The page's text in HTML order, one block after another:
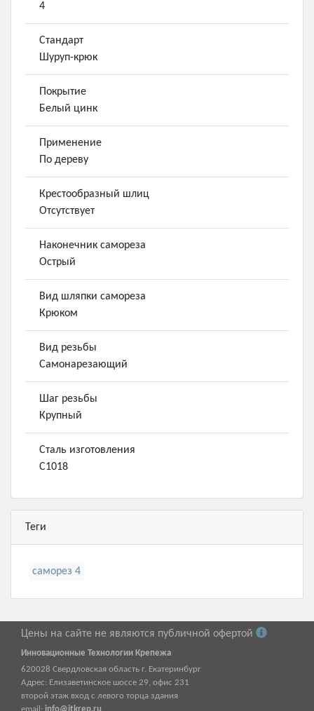
4
Стандарт
Шуруп-крюк
Покрытие
Белый цинк
Применение
По дереву
Крестообразный шлиц
Отсутствует
Наконечник самореза
Острый
Вид шляпки самореза
Крюком
Вид резьбы
Самонарезающий
Шаг резьбы
Крупный
Сталь изготовления
С1018
Теги
саморез 4
Цены на сайте не являются публичной офертой
Инновационные Технологии Крепежа
620028 Свердловская область г. Екатеринбург
Адрес: Елизаветинское шоссе 29, офис 231
второй этаж вход с левого торца здания